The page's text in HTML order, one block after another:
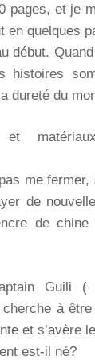
pages, et je
en quelques
début.
histoires
dureté du
me
de
de
Guili
cherche à
et s’avère
est-il né?